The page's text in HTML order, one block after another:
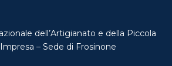
dell’Artigianato e della Piccola
– Sede di Frosinone